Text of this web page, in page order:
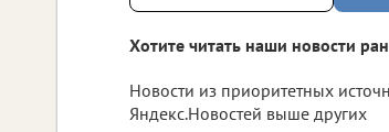
Хотите читать наши новости
Новости из приоритетных
Яндекс.Новостей выше других